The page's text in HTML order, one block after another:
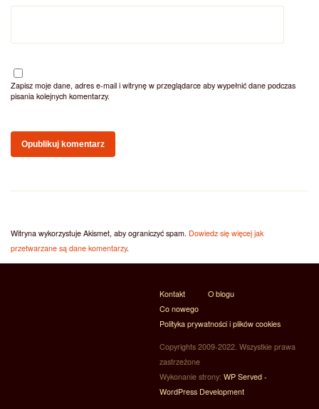
Zapisz moje dane, adres e-mail i witrynę w przeglądarce aby wypełnić dane podczas
pisania kolejnych komentarzy.
Witryna wykorzystuje Akismet, aby ograniczyć spam. Dowiedz się więcej jak
przetwarzane są dane komentarzy.
Kontakt
O blogu
Co nowego
Polityka prywatności i plików cookies
Copyrights 2009-2022. Wszystkie prawa
zastrzeżone
Wykonanie strony: WP Served -
WordPress Development